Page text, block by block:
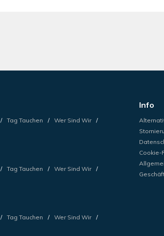
Tag Tauchen
Wer Sind Wir
Tag Tauchen
Wer Sind Wir
Tag Tauchen
Wer Sind Wir
Info
Cookie-